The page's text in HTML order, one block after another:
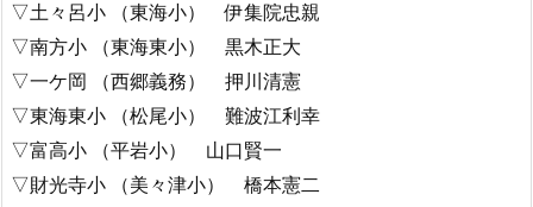
▽土々呂小 （東海小） 伊集院忠親
▽南方小 （東海東小） 黒木正大
▽一ケ岡 （西郷義務） 押川清憲
▽東海東小 （松尾小） 難波江利幸
▽富高小 （平岩小） 山口賢一
▽財光寺小 （美々津小） 橋本憲二